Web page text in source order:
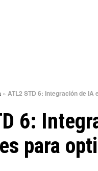
» ATL2 STD 6: Integración de
6:
para